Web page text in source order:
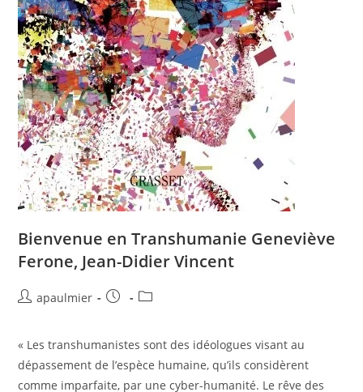
Bienvenue en Transhumanie Geneviève
Ferone, Jean-Didier Vincent
apaulmier
« Les transhumanistes sont des idéologues visant au
dépassement de l’espèce humaine, qu’ils considèrent
comme imparfaite, par une cyber-humanité. Le rêve des